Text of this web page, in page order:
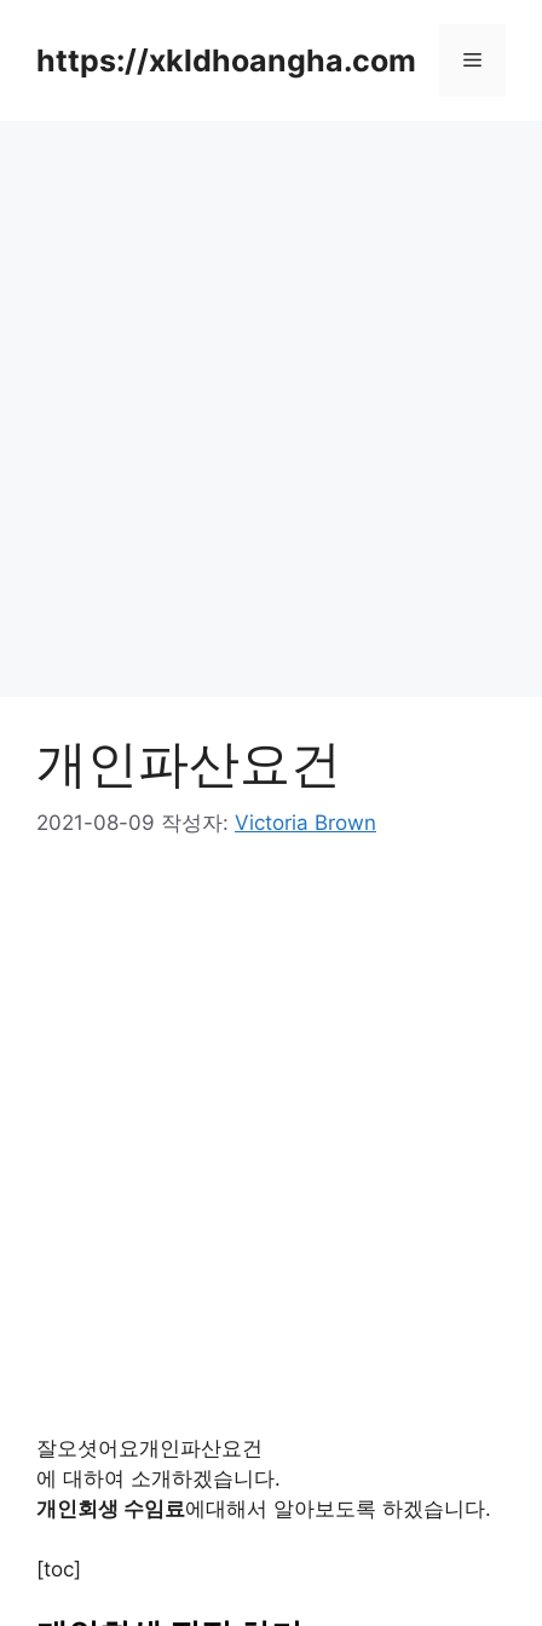
https://xkldhoangha.com 메
개인파산요건
2021-08-09 작성자: Victoria Brown
잘오셧어요개인파산요건
에 대하여 소개하겠습니다.
개인회생 수임료에대해서 알아보도록 하겠습니다.
[toc]